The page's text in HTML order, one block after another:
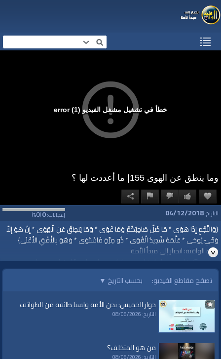
خطأ في تشغيل مشغل الفيديو (1) error
وما ينطق عن الهوى 155| ما أعددت لها ؟
إعجابات:0
(
0
%) التاريخ:04/12/2018
{وَالنَّجْمِ إِذَا هَوَى * مَا ضَلَّ صَاحِبُكُمْ وَمَا غَوَى * وَمَا يَنطِقُ عَنِ الْهَوَى * إِنْ هُوَ إِلاَّ
وَحْيٌ يُوحَى * عَلَّمَهُ شَدِيدُ الْقُوَى * ذُو مِرَّةٍ فَاسْتَوَى * وَهُوَ بِالأُفُقِ الأَعْلَى}
قناة الواقية: انحياز إلى مبدأ الأمة
www.alwaqiyah.tv | facebook.com/alwaqiyahtv | alwaqiyahtv@twitter
#الواقية
#قناة_الواقية
الفئات:
أرشيف الواقية» وما ينطق عن الهوى
قنوات:
برامج الواقية
تصفح مقاطع الفيديو: بحسب التاريخ ▼
حوار الخميس: نحن الأمة ولسنا طائفة من الطوائف
التاريخ: 08/06/2026
من هو المتخلف؟
التاريخ: 08/06/2026